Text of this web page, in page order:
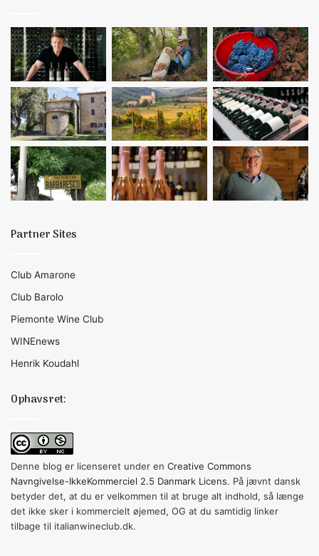
Partner Sites
Club Amarone
Club Barolo
Piemonte Wine Club
WINEnews
Henrik Koudahl
Ophavsret:
Denne blog er licenseret under en Creative Commons
Navngivelse-IkkeKommerciel 2.5 Danmark Licens. På jævnt dansk
betyder det, at du er velkommen til at bruge alt indhold, så længe
det ikke sker i kommercielt øjemed, OG at du samtidig linker
tilbage til italianwineclub.dk.